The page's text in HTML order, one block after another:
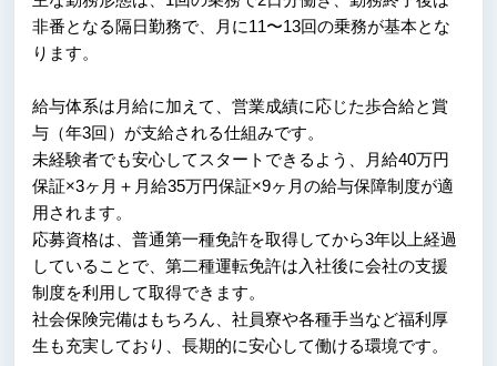
非番となる隔日勤務で、月に11〜13回の乗務が基本とな
ります。
給与体系は月給に加えて、営業成績に応じた歩合給と賞
与（年3回）が支給される仕組みです。
未経験者でも安心してスタートできるよう、月給40万円
保証×3ヶ月＋月給35万円保証×9ヶ月の給与保障制度が適
用されます。
応募資格は、普通第一種免許を取得してから3年以上経過
していることで、第二種運転免許は入社後に会社の支援
制度を利用して取得できます。
社会保険完備はもちろん、社員寮や各種手当など福利厚
生も充実しており、長期的に安心して働ける環境です。